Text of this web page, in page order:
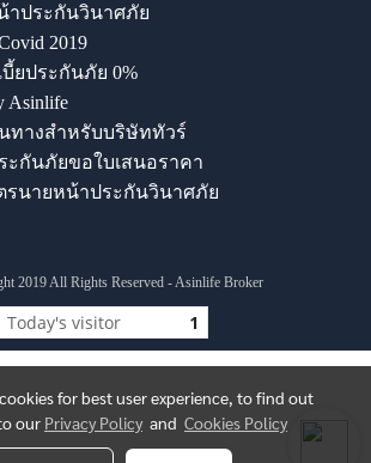
าประกันวินาศภัย
2019
ยประกันภัย 0%
Asinlife
ทางสำหรับบริษัททัวร์
กันภัยขอใบเสนอราคา
นายหน้าประกันวินาศภัย
2019 All Rights Reserved - Asinlife Broker
Today's visitor 1
for best user experience, to find out
our Privacy Policy and Cookies Policy